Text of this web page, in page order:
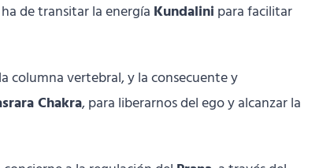
de transitar la energía Kundalini para facilitar
columna vertebral, y la consecuente y
Chakra, para liberarnos del ego y alcanzar la